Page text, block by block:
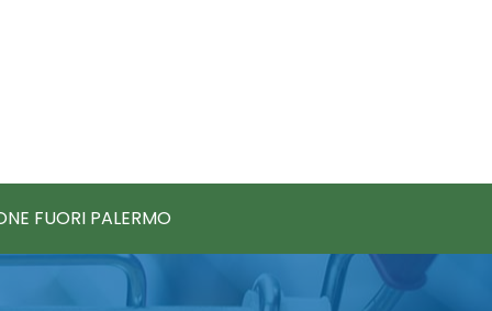
FUORI PALERMO